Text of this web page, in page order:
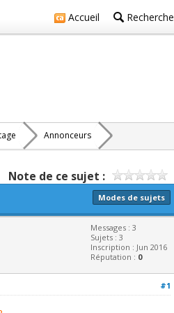
Accueil Recherche
Annonceurs
Note de ce sujet :
Modes de sujets
Messages : 3
Sujets : 3
Inscription : Jun 2016
Réputation : 0
#1